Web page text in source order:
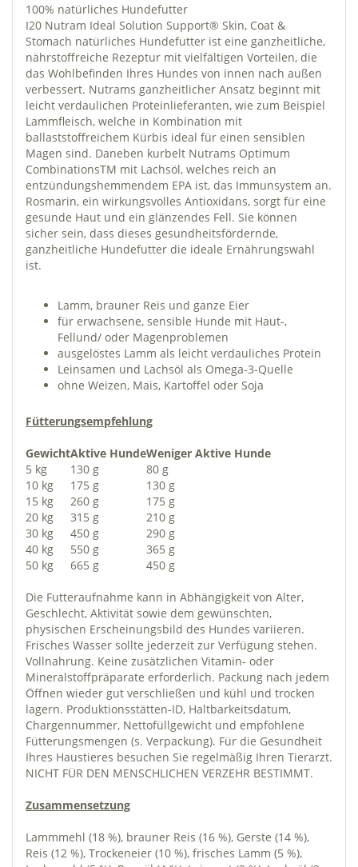
100% natürliches Hundefutter
I20 Nutram Ideal Solution Support® Skin, Coat &
Stomach natürliches Hundefutter ist eine ganzheitliche,
nährstoffreiche Rezeptur mit vielfältigen Vorteilen, die
das Wohlbefinden Ihres Hundes von innen nach außen
verbessert. Nutrams ganzheitlicher Ansatz beginnt mit
leicht verdaulichen Proteinlieferanten, wie zum Beispiel
Lammfleisch, welche in Kombination mit
ballaststoffreichem Kürbis ideal für einen sensiblen
Magen sind. Daneben kurbelt Nutrams Optimum
CombinationsTM mit Lachsöl, welches reich an
entzündungshemmendem EPA ist, das Immunsystem an.
Rosmarin, ein wirkungsvolles Antioxidans, sorgt für eine
gesunde Haut und ein glänzendes Fell. Sie können
sicher sein, dass dieses gesundheitsfördernde,
ganzheitliche Hundefutter die ideale Ernährungswahl
ist.
Lamm, brauner Reis und ganze Eier
für erwachsene, sensible Hunde mit Haut-,
Fellund/ oder Magenproblemen
ausgelöstes Lamm als leicht verdauliches Protein
Leinsamen und Lachsöl als Omega-3-Quelle
ohne Weizen, Mais, Kartoffel oder Soja
Fütterungsempfehlung
GewichtAktive HundeWeniger Aktive Hunde
5 kg
130 g
80 g
10 kg
175 g
130 g
15 kg
260 g
175 g
20 kg
315 g
210 g
30 kg
450 g
290 g
40 kg
550 g
365 g
50 kg
665 g 450 g
Die Futteraufnahme kann in Abhängigkeit von Alter,
Geschlecht, Aktivität sowie dem gewünschten,
physischen Erscheinungsbild des Hundes variieren.
Frisches Wasser sollte jederzeit zur Verfügung stehen.
Vollnahrung. Keine zusätzlichen Vitamin- oder
Mineralstoffpräparate erforderlich. Packung nach jedem
Öffnen wieder gut verschließen und kühl und trocken
lagern. Produktionsstätten-ID, Haltbarkeitsdatum,
Chargennummer, Nettofüllgewicht und empfohlene
Fütterungsmengen (s. Verpackung). Für die Gesundheit
Ihres Haustieres besuchen Sie regelmäßig Ihren Tierarzt.
NICHT FÜR DEN MENSCHLICHEN VERZEHR BESTIMMT.
Zusammensetzung
Lammmehl (18 %), brauner Reis (16 %), Gerste (14 %),
Reis (12 %), Trockeneier (10 %), frisches Lamm (5 %),